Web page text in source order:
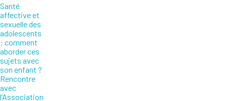
Santé
affective et
sexuelle des
adolescents
: comment
aborder ces
sujets avec
son enfant ?
Rencontre
avec
l’Association